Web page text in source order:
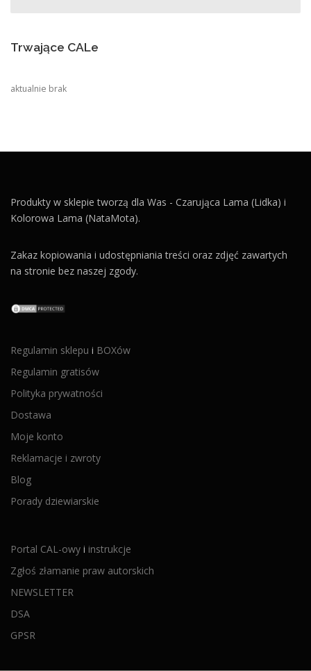
Trwające CALe
aktualnie brak
Produkty w sklepie tworzą dla Was - Czarująca Lama (Lidka) i
Kolorowa Lama (NataMota).
Zakaz kopiowania i udostępniania treści oraz zdjęć zawartych
na stronie bez naszej zgody.
Regulamin sklepu i BOXów
Regulamin gratisów
Polityka prywatności
Dostawa
Moje konto
Reklamacje i zwroty
Blog
Porady dziewiarskie
Portal CAL-owy i instrukcje
Zgłoś złamanie praw autorskich
NEWSLETTER
DSA
GPSR